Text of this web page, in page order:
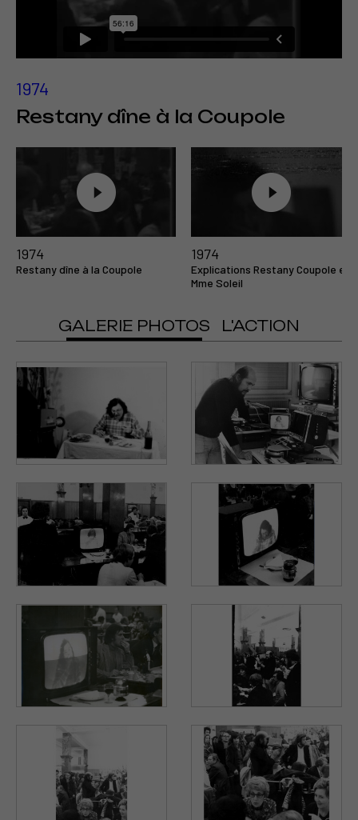
1974
Restany dîne à la Coupole
1974
Restany dîne à la Coupole
1974
Explications Restany Coupole et
Mme Soleil
GALERIE PHOTOS L'ACTION